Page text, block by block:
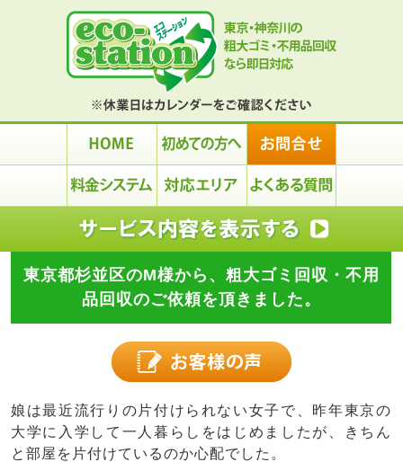
東京都杉並区のM様から、粗大ゴミ回収・不用
品回収のご依頼を頂きました。
娘は最近流行りの片付けられない女子で、昨年東京の
大学に入学して一人暮らしをはじめましたが、きちん
と部屋を片付けているのか心配でした。